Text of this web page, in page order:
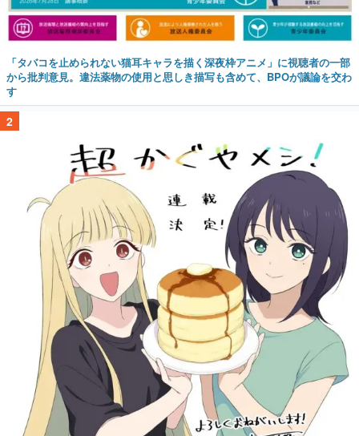
「タバコを止められない猫耳キャラを描く深夜枠アニメ」に視聴者の一部
から批判意見。違法薬物の使用と思しき描写も含めて、BPOが議論を交わ
す
2